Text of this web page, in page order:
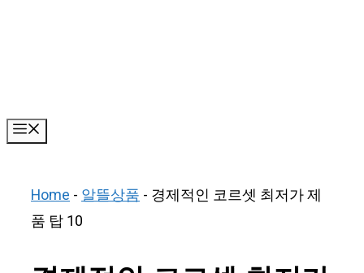
Home-알뜰상품- 경제적인 코르셋 최저가 제
품 탑 10